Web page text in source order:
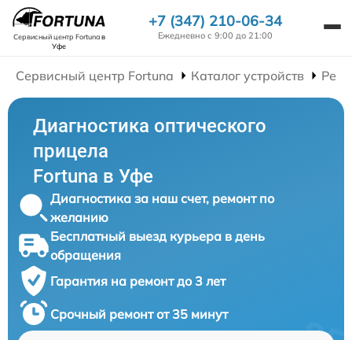
Сервисный центр Fortunaв
Уфе
+7 (347) 210-06-34
Ежедневно с 9:00 до 21:00
Сервисный центр Fortuna Каталог устройств
Диагностика оптического
прицела
Fortuna в Уфе
Диагностика за наш счет, ремонт по
желанию
Бесплатный выезд курьера в день
обращения
Гарантия на ремонт до 3 лет
Срочный ремонт от 35 минут